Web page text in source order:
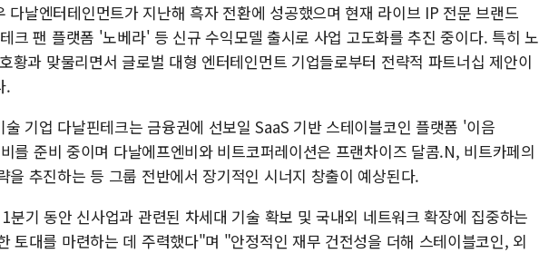
다날엔터테인먼트가 지난해 흑자 전환에 성공했으며 현재 라이브 IP 전문 브랜드
크 팬 플랫폼 '노베라' 등 신규 수익모델 출시로 사업 고도화를 추진 중이다. 특히 노
황과 맞물리면서 글로벌 대형 엔터테인먼트 기업들로부터 전략적 파트너십 제안이
.
기업 다날핀테크는 금융권에 선보일 SaaS 기반 스테이블코인 플랫폼 '이음
를 준비 중이며 다날에프엔비와 비트코퍼레이션은 프랜차이즈 달콤.N, 비트카페의
을 추진하는 등 그룹 전반에서 장기적인 시너지 창출이 예상된다.
분기 동안 신사업과 관련된 차세대 기술 확보 및 국내외 네트워크 확장에 집중하는
토대를 마련하는 데 주력했다"며 "안정적인 재무 건전성을 더해 스테이블코인, 외